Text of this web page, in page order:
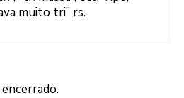
muito tri” rs.